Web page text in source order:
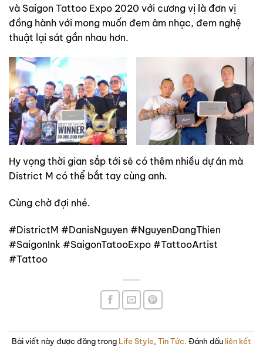
và Saigon Tattoo Expo 2020 với cương vị là đơn vị
đồng hành với mong muốn đem âm nhạc, đem nghệ
thuật lại sát gần nhau hơn.
Hy vọng thời gian sắp tới sẽ có thêm nhiều dự án mà
District M có thể bắt tay cùng anh.
Cùng chờ đợi nhé.
#DistrictM #DanisNguyen #NguyenDangThien
#SaigonInk #SaigonTatooExpo #TattooArtist
#Tattoo
Bài viết này được đăng trong Life Style, Tin Tức. Đánh dấu liên kết